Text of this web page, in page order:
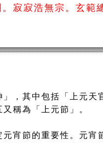
寂寂浩無宗。玄範
，其中包括「上元天
稱為「上元節」。
宵節的重要性。元宵